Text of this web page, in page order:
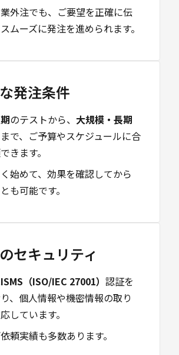
外注でも、ご要望を正確に伝
ムーズに発注を進められます。
発注条件
のテストから、 大規模・長期
で、ご予算やスケジュールに合
きます。
始めて、効果を確認してから
も可能です。
のセキュリティ
ISMS（ISO/IEC 27001） 認証を
、個人情報や機密情報の取り
しています。
頼実績も多数あります。